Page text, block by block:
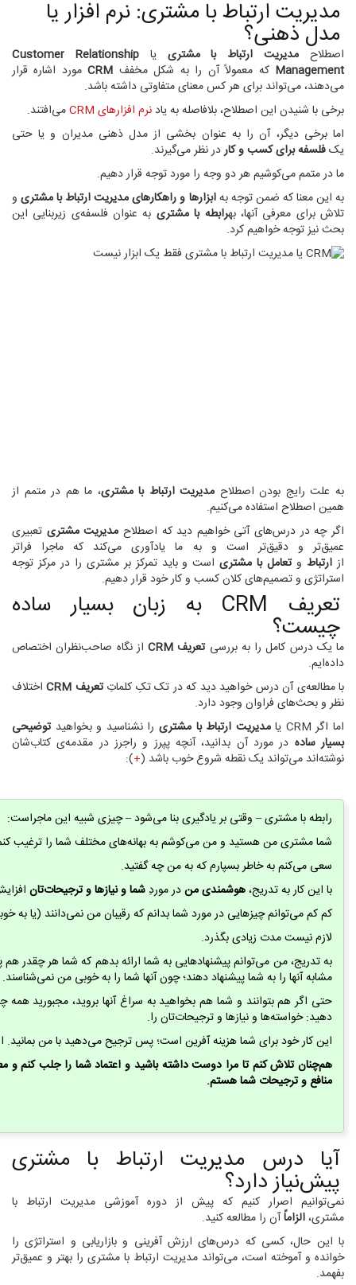
مدیریت ارتباط با مشتری: نرم افزار یا
مدل ذهنی؟
اصطلاح مدیریت ارتباط با مشتری یاCustomer Relationship
Management که معمولاً آن را به شکل مخفف CRMمورد اشاره قرار
می‌دهند، می‌تواند برای هر کس معنای متفاوتی داشته باشد.
برخی با شنیدن این اصطلاح، بلافاصله به یاد نرم افزارهای CRM
می‌افتند.
اما برخی دیگر، آن را به عنوان بخشی از مدل ذهنی مدیران و یا حتی
یکفلسفه برای کسب و کاردر نظر می‌گیرند.
ما در متمم می‌کوشیم هر دو وجه را مورد توجه قرار دهیم.
به این معنا که ضمن توجه بهابزارها و راهکارهای مدیریت ارتباط با مشتریو
تلاش برای معرفی آنها، بهرابطه با مشتری به عنوان فلسفه‌ی زیربنایی این
بحث نیز توجه خواهیم کرد.
به علت رایج بودن اصطلاح مدیریت ارتباط با مشتری، ما هم در متمم از
همین اصطلاح استفاده می‌کنیم.
اگر چه در درس‌های آتی خواهیم دید که اصطلاح مدیریت مشتری تعبیری
عمیق‌تر و دقیق‌تر است و به ما یادآوری می‌کند که ماجرا فراتر
از ارتباط وتعامل با مشتری است و باید تمرکز بر مشتری را در مرکز توجه
استراتژی‌ و تصمیم‌های کلان کسب و کار خود قرار دهیم.
تعریف CRM به زبان بسیار ساده
چیست؟
ما یک درس کامل را به بررسیتعریف CRM
از نگاه صاحب‌نظران اختصاص
داده‌ایم.
با مطالعه‌ی آن درس خواهید دید که در تک تکِ کلماتِتعریف CRM
اختلاف
نظر و بحث‌های فراوان وجود دارد.
اما اگر CRM یا
مدیریت ارتباط با مشتری را نشناسید و بخواهیدتوضیحی
بسیار ساده در مورد آن بدانید، آنچه پپرز و راجرز در مقدمه‌ی کتاب‌شان
نوشته‌اند می‌تواند یک نقطه شروع خوب باشد (+
):
رابطه با مشتری – وقتی بر یادگیری بنا می‌شود – چیزی شبیه این ماجراست:
شما مشتری من هستید و من می‌کوشم به بهانه‌های مختلف شما را ترغیب
سعی می‌کنم به خاطر بسپارم که به من چه گفتید.
با این کار به تدریج،هوشمندی مندر موردِشما و نیازها و ترجیحات‌تان
کم کم می‌توانم چیزهایی در مورد شما بدانم که رقیبان من نمی‌دانند (یا به
لازم نیست مدت زیادی بگذرد.
به تدریج، من می‌توانم پیشنهادهایی به شما ارائه بدهم که شما هر چقدر هم
مشابه آنها را به شما پیشنهاد دهند؛ چون آنها شما را به خوبی من نمی‌شناسند.
حتی اگر هم بتوانند و شما هم بخواهید به سراغ آنها بروید، مجبورید همه
دهید: خواسته‌ها و نیازها و ترجیحات‌تان را.
این کار خود برای شما هزینه آفرین است؛ پس ترجیح می‌دهید با من بمانید.
هم‌چنان تلاش کنم تا مرا دوست داشته باشید و اعتماد شما را جلب کنم و
منافع و ترجیحات شما هستم.
آیا درس مدیریت ارتباط با مشتری
پیش‌نیاز دارد؟
نمی‌توانیم اصرار کنیم که پیش از دوره آموزشی مدیریت ارتباط با
مشتری،الزاماًآن را مطالعه کنید.
با این حال، کسی که درس‌های ارزش آفرینی و بازاریابی و استراتژی را
خوانده و آموخته است، می‌تواند مدیریت ارتباط با مشتری را بهتر و عمیق‌تر
بفهمد.